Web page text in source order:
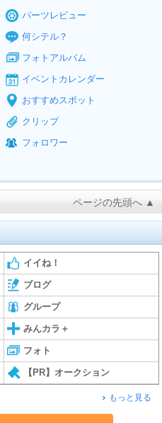
パーツレビュー
何シテル？
フォトアルバム
イベントカレンダー
おすすめスポット
クリップ
フォロワー
ページの先頭へ ▲
イイね！
ブログ
グループ
みんカラ＋
フォト
【PR】オークション
もっと見る